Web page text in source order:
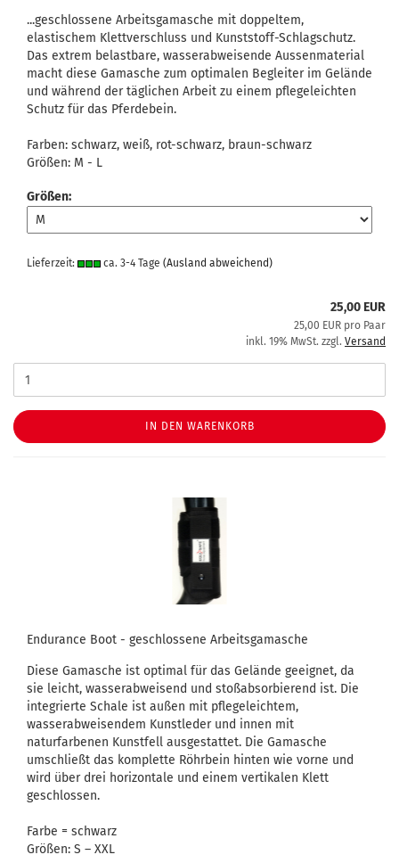
...geschlossene Arbeitsgamasche mit doppeltem,
elastischem Klettverschluss und Kunststoff-Schlagschutz.
Das extrem belastbare, wasserabweisende Aussenmaterial
macht diese Gamasche zum optimalen Begleiter im Gelände
und während der täglichen Arbeit zu einem pflegeleichten
Schutz für das Pferdebein.
Farben: schwarz, weiß, rot-schwarz, braun-schwarz
Größen: M - L
Größen:
Lieferzeit: ca. 3-4 Tage (Ausland abweichend)
25,00 EUR
25,00 EUR pro Paar
inkl. 19% MwSt. zzgl. Versand
IN DEN WARENKORB
Endurance Boot - geschlossene Arbeitsgamasche
Diese Gamasche ist optimal für das Gelände geeignet, da
sie leicht, wasserabweisend und stoßabsorbierend ist. Die
integrierte Schale ist außen mit pflegeleichtem,
wasserabweisendem Kunstleder und innen mit
naturfarbenen Kunstfell ausgestattet. Die Gamasche
umschließt das komplette Röhrbein hinten wie vorne und
wird über drei horizontale und einem vertikalen Klett
geschlossen.
Farbe = schwarz
Größen: S – XXL